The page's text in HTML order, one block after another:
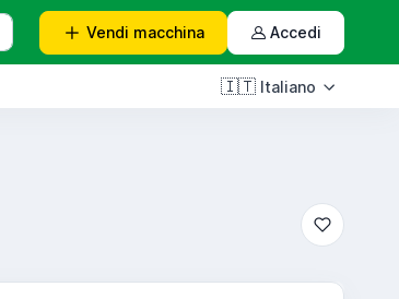
Vendi macchina Accedi
🇮🇹 Italiano